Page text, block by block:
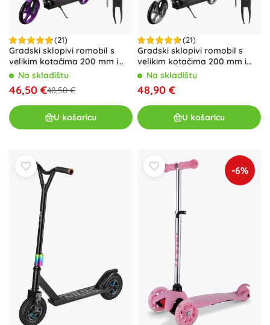
(21)
Gradski sklopivi romobil s
velikim kotačima 200 mm i
nožnom kočnicom –
Na skladištu
46,50 €48,50 €
U košaricu
(21)
Gradski sklopivi romobil s
velikim kotačima 200 mm i
nožnom kočnicom – Siva
Na skladištu
48,90 €
U košaricu
-6%